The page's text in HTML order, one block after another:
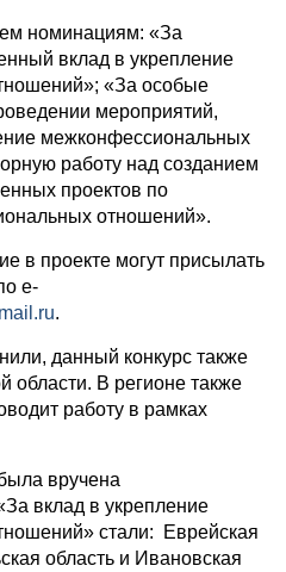
номинациям: «За
вклад в укрепление
«За особые
мероприятий,
межконфессиональных
работу над созданием
проектов по
отношений».
в проекте могут присылать
e-
.
данный конкурс также
области. В регионе также
работу в рамках
вручена
вклад в укрепление
стали: Еврейская
область и Ивановская